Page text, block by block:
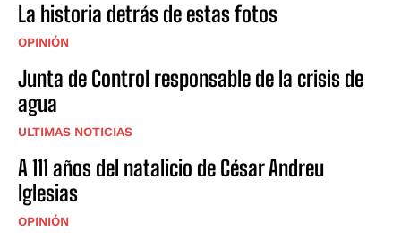
La historia detrás de estas fotos
OPINIÓN
Junta de Control responsable de la crisis de
agua
ULTIMAS NOTICIAS
A 111 años del natalicio de César Andreu
Iglesias
OPINIÓN